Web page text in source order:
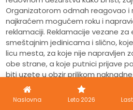
Organizatorom odmah reagovao i
najkraćem mogućem roku i
reklamaciji. Reklamacije vezane
smeštajnim jedinicama i slično,
licu mesta, za koje nije napravljen
obe strane, a koje putnici prijave
biti uzete u obzir prilikom
putnik na licu mesta ne prihvati
odgovara ugovorenoj usluzi i/ili
Naslovna Leto 2026